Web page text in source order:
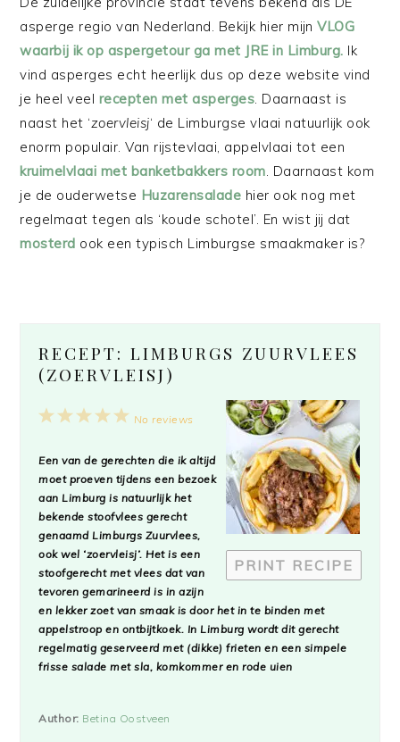
asperge regio van Nederland. Bekijk hier mijnVLOG
waarbij ik op aspergetour ga met JRE in Limburg. Ik
vind asperges echt heerlijk dus op deze website vind
je heel veel recepten met asperges. Daarnaast is
naast het ‘zoervleisj‘ de Limburgse vlaai natuurlijk ook
enorm populair. Van rijstevlaai, appelvlaai tot een
kruimelvlaai met banketbakkers room. Daarnaast kom
je de ouderwetse Huzarensalade hier ook nog met
regelmaat tegen als ‘koude schotel’. En wist jij dat
mosterd ook een typisch Limburgse smaakmaker is?
RECEPT: LIMBURGS ZUURVLEES
(ZOERVLEISJ)
PRINT RECIPE
5
4
3
2
1
No reviews
Een van de gerechten die ik altijd
moet proeven tijdens een bezoek
aan Limburg is natuurlijk het
bekende stoofvlees gerecht
genaamd Limburgs Zuurvlees,
ook wel ‘zoervleisj’. Het is een
stoofgerecht met vlees dat van
tevoren gemarineerd is in azijn
en lekker zoet van smaak is door het in te binden met
appelstroop en ontbijtkoek. In Limburg wordt dit gerecht
regelmatig geserveerd met (dikke) frieten en een simpele
frisse salade met sla, komkommer en rode uien
Author: Betina Oostveen